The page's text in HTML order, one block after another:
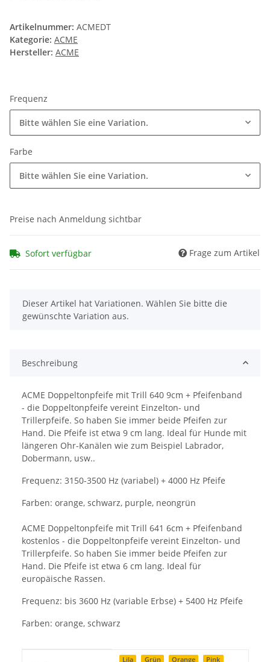
Artikelnummer: ACMEDT
Kategorie: ACME
Hersteller: ACME
Frequenz
Bitte wählen Sie eine Variation.
Farbe
Bitte wählen Sie eine Variation.
Preise nach Anmeldung sichtbar
Sofort verfügbar Frage zum Artikel
x
Dieser Artikel hat Variationen. Wählen Sie bitte die
gewünschte Variation aus.
Beschreibung
ACME Doppeltonpfeife mit Trill 640 9cm + Pfeifenband
- die Doppeltonpfeife vereint Einzelton- und
Trillerpfeife. So haben Sie immer beide Pfeifen zur
Hand. Die Pfeife ist etwa 9 cm lang. Ideal für Hunde mit
längeren Ohr-Kanälen wie zum Beispiel Labrador,
Dobermann, usw..
Frequenz: 3150-3500 Hz (variabel) + 4000 Hz Pfeife
Farben: orange, schwarz, purple, neongrün
ACME Doppeltonpfeife mit Trill 641 6cm + Pfeifenband
kostenlos - die Doppeltonpfeife vereint Einzelton- und
Trillerpfeife. So haben Sie immer beide Pfeifen zur
Hand. Die Pfeife ist etwa 6 cm lang. Ideal für
europäische Rassen.
Frequenz: bis 3600 Hz (variable Erbse) + 5400 Hz Pfeife
Farben: orange, schwarz
Lila Grün Orange
Pink